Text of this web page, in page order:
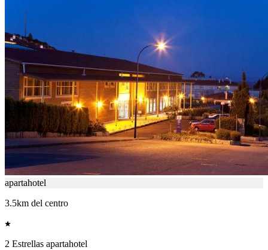
apartahotel
3.5km del centro
2 Estrellas apartahotel